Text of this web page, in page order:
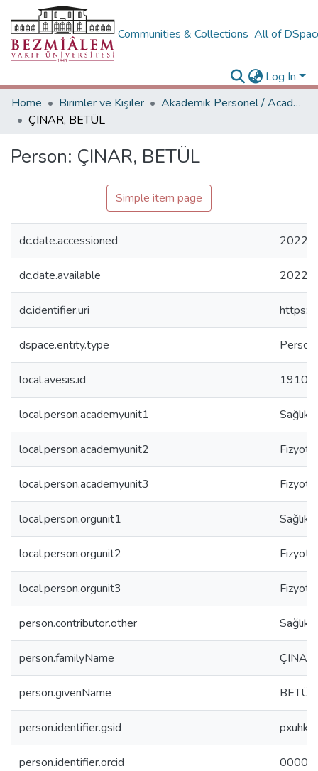
Communities & Collections All of
Log In
Home
Birimler ve Kişiler
Akademik Personel / Academic People
ÇINAR, BETÜL
Person: ÇINAR, BETÜL
Simple item page
dc.date.accessioned 2022-
dc.date.available 2022-
dc.identifier.uri
dspace.entity.type Person
local.avesis.id
local.person.academyunit1 Sağlık
local.person.academyunit2
local.person.academyunit3
local.person.orgunit1 Sağlık
local.person.orgunit2
local.person.orgunit3
person.contributor.other Sağlık
person.familyName ÇINAR
person.givenName BETÜL
person.identifier.gsid
person.identifier.orcid 0000-